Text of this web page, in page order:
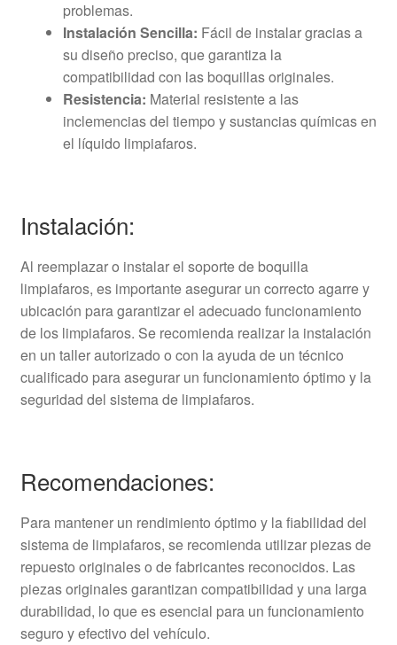
problemas.
Instalación Sencilla: Fácil de instalar gracias a
su diseño preciso, que garantiza la
compatibilidad con las boquillas originales.
Resistencia: Material resistente a las
inclemencias del tiempo y sustancias químicas en
el líquido limpiafaros.
Instalación:
Al reemplazar o instalar el soporte de boquilla
limpiafaros, es importante asegurar un correcto agarre y
ubicación para garantizar el adecuado funcionamiento
de los limpiafaros. Se recomienda realizar la instalación
en un taller autorizado o con la ayuda de un técnico
cualificado para asegurar un funcionamiento óptimo y la
seguridad del sistema de limpiafaros.
Recomendaciones:
Para mantener un rendimiento óptimo y la fiabilidad del
sistema de limpiafaros, se recomienda utilizar piezas de
repuesto originales o de fabricantes reconocidos. Las
piezas originales garantizan compatibilidad y una larga
durabilidad, lo que es esencial para un funcionamiento
seguro y efectivo del vehículo.